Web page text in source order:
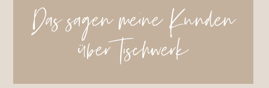
Das sagen meine Kunden
über Tischwerk